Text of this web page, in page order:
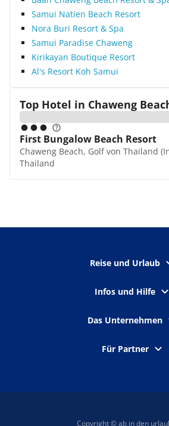
Samui Natien Beach Resort
Nora Buri Resort & Spa
Samui Paradise Chaweng
Kirikayan Boutique Resort
Al's Resort Koh Samui
Top Hotel in Chaweng
First Bungalow Beach Resort
Chaweng Beach, Golf von Thailand
Thailand
Reise und Urlaub
Infos und Hilfe
Das Unternehmen
Für Partner
Copyright © ab in den